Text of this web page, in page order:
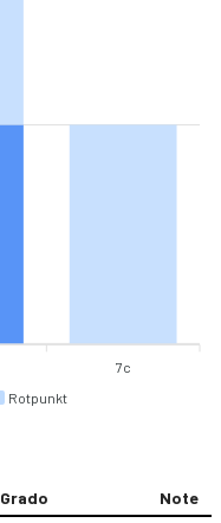
Rotpunkt
7c
Grado
Note